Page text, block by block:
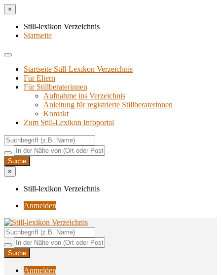
×
Still-lexikon Verzeichnis
Startseite
Startseite Still-Lexikon Verzeichnis
Für Eltern
Für Stillberaterinnen
Aufnahme ins Verzeichnis
Anlei­tung für regis­trier­te Stillberaterinnen
Kon­takt
Zum Still-Lexikon Infoportal
×
Still-lexikon Verzeichnis
Anmelden
Still-lexikon Verzeichnis
Unterstützungsangebote rund ums Stillen
Anmelden